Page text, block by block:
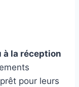
à la réception
pour leurs